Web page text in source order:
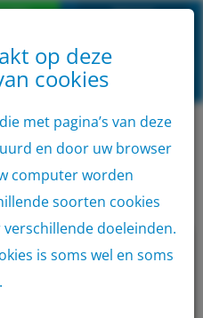
Disclaimer
op deze
cookies
met pagina’s van deze
en door uw browser
computer worden
soorten cookies
doeleinden.
is soms wel en soms